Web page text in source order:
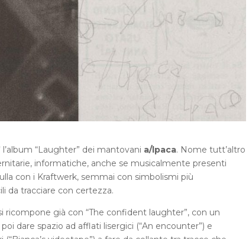
“Laughter” dei mantovani a/lpaca. Nome tutt’altro
informatiche, anche se musicalmente presenti
con i Kraftwerk, semmai con simbolismi più
da tracciare con certezza.
ricompone già con “The confident laughter”, con un
dare spazio ad afflati lisergici (“An encounter”) e